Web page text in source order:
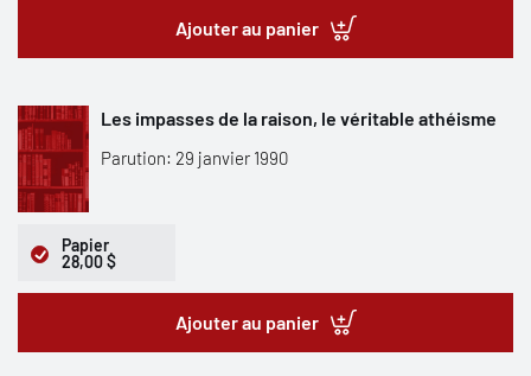
Ajouter au panier
Les impasses de la raison, le véritable athéisme
Parution: 29 janvier 1990
Papier
28,00 $
Ajouter au panier